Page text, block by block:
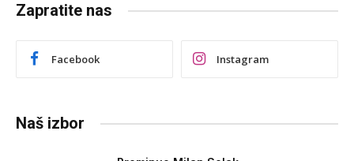
Zapratite nas
Facebook Instagram
Naš izbor